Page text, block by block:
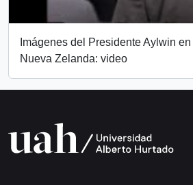
Imágenes del Presidente Aylwin
Nueva Zelanda: video